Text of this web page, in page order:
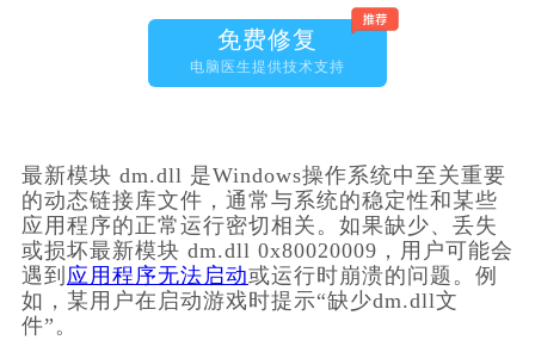
免费修复
电脑医生提供技术支持
最新模块 dm.dll 是Windows操作系统中至关重要
的动态链接库文件，通常与系统的稳定性和某些
应用程序的正常运行密切相关。如果缺少、丢失
或损坏最新模块 dm.dll 0x80020009，用户可能会
遇到 应用程序无法启动或运行时崩溃的问题。例
如，某用户在启动游戏时提示“缺少dm.dll文
件”。